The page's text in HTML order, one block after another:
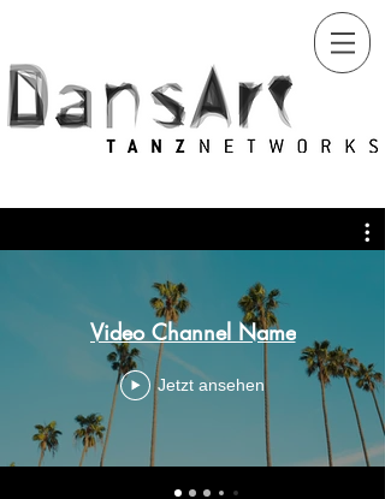
Video Channel Name
Jetzt ansehen